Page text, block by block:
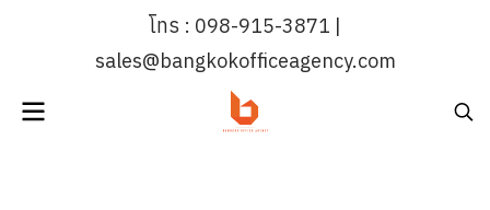
โทร : 098-915-3871 |
sales@bangkokofficeagency.com